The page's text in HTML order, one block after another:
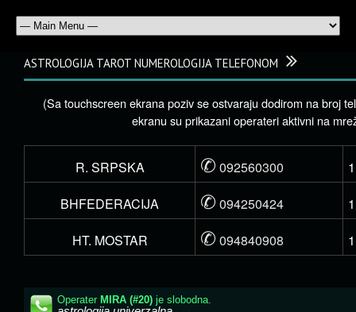
ASTROLOGIJA TAROT NUMEROLOGIJA TELEFONOM
(Sa touchscreen ekrana poziv se ostvaraju dodirom na broj
ekranu su prikazani operateri aktivni na
R. SRPSKA ✆ 092560300
BHFEDERACIJA
✆ 094250424
HT. MOSTAR
✆ 094840908